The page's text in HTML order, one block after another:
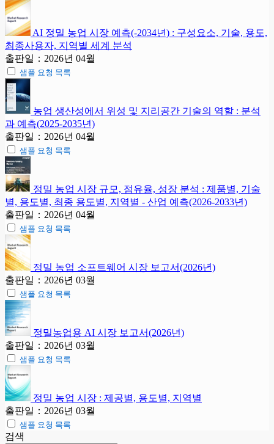
AI 정밀 농업 시장 예측(-2034년) : 구성요소, 기술, 용도,
최종사용자, 지역별 세계 분석
출판일：2026년 04월
샘플 요청 목록
농업 생산성에서 위성 및 지리공간 기술의 역할 : 분석
과 예측(2025-2035년)
출판일：2026년 04월
샘플 요청 목록
정밀 농업 시장 규모, 점유율, 성장 분석 : 제품별, 기술
별, 용도별, 최종 용도별, 지역별 - 산업 예측(2026-2033년)
출판일：2026년 04월
샘플 요청 목록
정밀 농업 소프트웨어 시장 보고서(2026년)
출판일：2026년 03월
샘플 요청 목록
정밀농업용 AI 시장 보고서(2026년)
출판일：2026년 03월
샘플 요청 목록
정밀 농업 시장 : 제공별, 용도별, 지역별
출판일：2026년 03월
샘플 요청 목록
검색